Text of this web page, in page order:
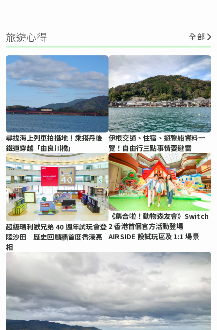
旅遊心得 全部
尋找海上列車拍攝地！乘搭丹後
鐵道穿越「由良川橋」
伊根交通、住宿、遊覽船資料一
覽！自由行三點事情要避雷
超級瑪利歐兄弟 40 週年試玩會登
陸沙田 歷史回顧牆首度香港亮
相
《集合啦！動物森友會》Switch
2 香港首個官方活動登場
AIRSIDE 設試玩區及 1:1 場景